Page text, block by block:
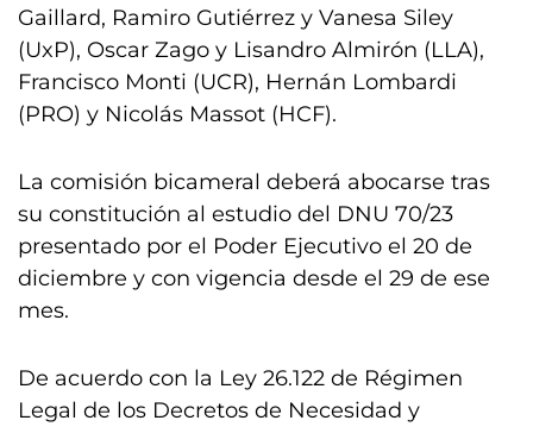
Gaillard, Ramiro Gutiérrez y Vanesa Siley
(UxP), Oscar Zago y Lisandro Almirón (LLA),
Francisco Monti (UCR), Hernán Lombardi
(PRO) y Nicolás Massot (HCF).
La comisión bicameral deberá abocarse tras
su constitución al estudio del DNU 70/23
presentado por el Poder Ejecutivo el 20 de
diciembre y con vigencia desde el 29 de ese
mes.
De acuerdo con la Ley 26.122 de Régimen
Legal de los Decretos de Necesidad y